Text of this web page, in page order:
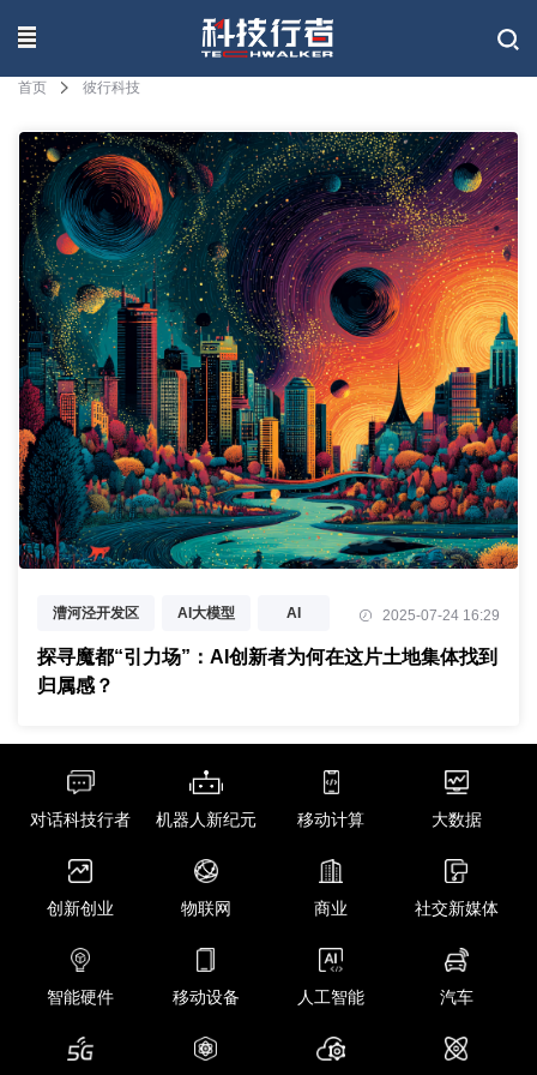
联系我们
首页 彼行科技
漕河泾开发区 AI大模型 AI
创新创业 对话科技行者
爱观视觉
2025-07-24 16:29
探寻魔都“引力场”：AI创新者为何在这片土地集体找到
归属感？
对话科技行者 机器人新纪元 移动计算 大数据
创新创业 物联网 商业 社交新媒体
智能硬件 移动设备 人工智能 汽车